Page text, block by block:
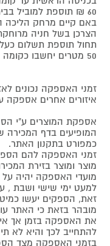
60 ₪ תוספת למוביל בבית.
הצרכן בשל חניה
תחול תוספת תשלום
50 מטרים יחשבו כקומה נוספת).
זמני האספקה נכונים
איזורים אחרים אספקה עד 14 ימי עסקים
אספקת המוצרים ע"י
המופיעים בדף המכירה
כמפורט בתקנון האתר.
זמני האספקה להם
מוצר ומוצר בזירת
מועדי האספקה יהיה על
למעט ימי שישי ושבת ,
זאת, הספקים יעשו
מובהר בזאת כי האתר
את האספקה בזמן אך
להתחייב לכך והיא לא
בזמני האספקה מצד